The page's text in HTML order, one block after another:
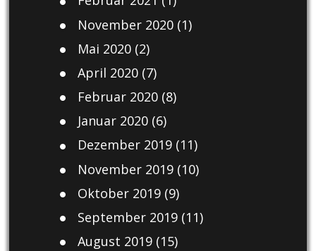
November 2020(1)
Mai 2020(2)
April 2020(7)
Februar 2020(8)
Januar 2020(6)
Dezember 2019(11)
November 2019(10)
Oktober 2019(9)
September 2019(11)
August 2019(15)